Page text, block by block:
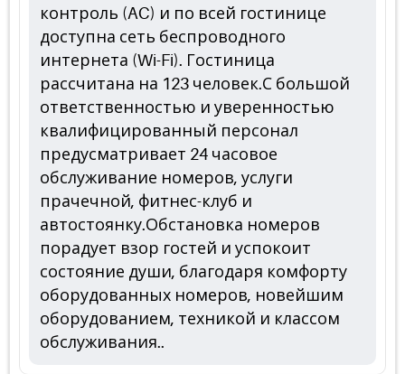
контроль (AC) и по всей гостинице
доступна сеть беспроводного
интернета (Wi-Fi). Гостиница
рассчитана на 123 человек.С большой
ответственностью и уверенностью
квалифицированный персонал
предусматривает 24 часовое
обслуживание номеров, услуги
прачечной, фитнес-клуб и
автостоянку.Обстановка номеров
порадует взор гостей и успокоит
состояние души, благодаря комфорту
оборудованных номеров, новейшим
оборудованием, техникой и классом
обслуживания..